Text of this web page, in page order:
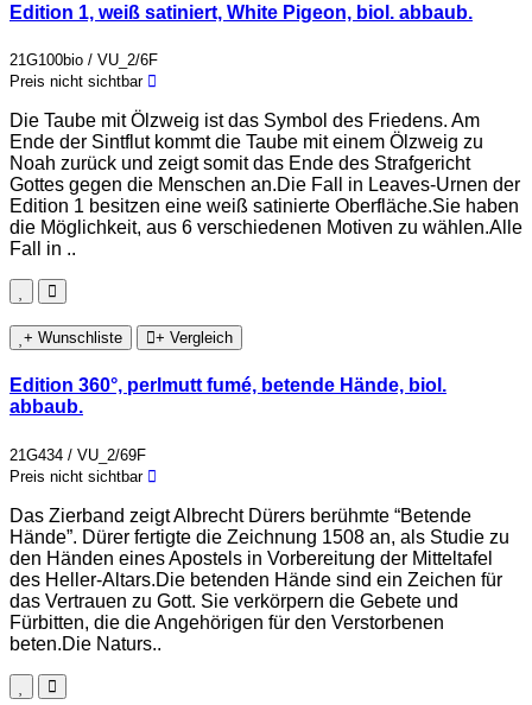
Edition 1, weiß satiniert, White Pigeon, biol. abbaub.
21G100bio / VU_2/6F
Preis nicht sichtbar
Die Taube mit Ölzweig ist das Symbol des Friedens. Am
Ende der Sintflut kommt die Taube mit einem Ölzweig zu
Noah zurück und zeigt somit das Ende des Strafgericht
Gottes gegen die Menschen an.Die Fall in Leaves-Urnen der
Edition 1 besitzen eine weiß satinierte Oberfläche.Sie haben
die Möglichkeit, aus 6 verschiedenen Motiven zu wählen.Alle
Fall in ..
+ Wunschliste + Vergleich
Edition 360°, perlmutt fumé, betende Hände, biol.
abbaub.
21G434 / VU_2/69F
Preis nicht sichtbar
Das Zierband zeigt Albrecht Dürers berühmte “Betende
Hände”. Dürer fertigte die Zeichnung 1508 an, als Studie zu
den Händen eines Apostels in Vorbereitung der Mitteltafel
des Heller-Altars.Die betenden Hände sind ein Zeichen für
das Vertrauen zu Gott. Sie verkörpern die Gebete und
Fürbitten, die die Angehörigen für den Verstorbenen
beten.Die Naturs..